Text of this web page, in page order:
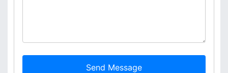
Send Message